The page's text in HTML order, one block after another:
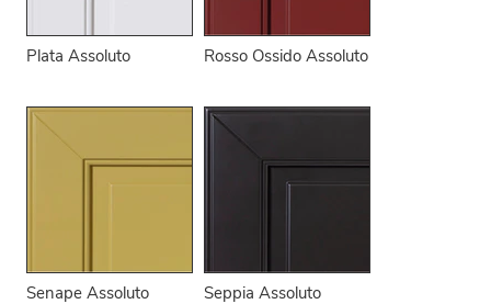
Plata Assoluto Rosso Ossido Assoluto
Senape Assoluto Seppia Assoluto